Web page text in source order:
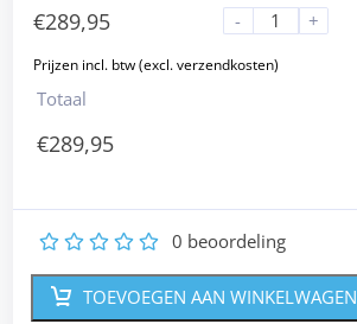
€289,95
-
+
Totaal
€289,95
5
4
3
2 0 beoordeling
TOEVOEGEN AAN WINKELWAGEN